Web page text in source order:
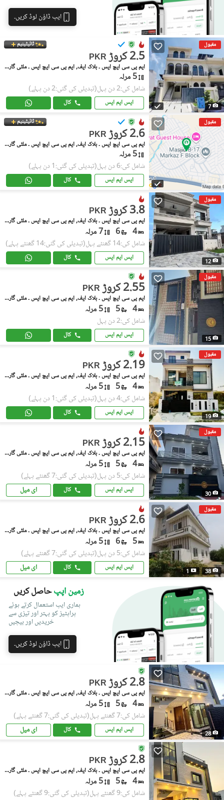
ایپ ڈاؤن لوڈ کریں۔
مقبول
7
ٹائیٹینیم
PKR 2.5 کروڑ
ایم پی سی ایچ ایس ۔ بلاک ایف, ایم پی سی ایچ ایس ۔ ملٹی گارڈنز
5 مرلہ
شامل کی:2 دن پہل (تبدیلی کی گئی:2 دن پہلے)
ایس ایم ایس کال
مقبول ٹائیٹینیم
PKR 2.6 کروڑ
ایم پی سی ایچ ایس ۔ بلاک ایف, ایم پی سی ایچ ایس ۔ ملٹی گارڈنز
5 مرلہ
شامل کی:6 دن پہل (تبدیلی کی گئی:1 دن پہلے)
ایس ایم ایس کال
مقبول
12
PKR 3.8 کروڑ
ایم پی سی ایچ ایس ۔ بلاک ایف, ایم پی سی ایچ ایس ۔ ملٹی گارڈنز
4
6 7 مرلہ
شامل کی:14 گھنٹے پہل (تبدیلی کی گئی:14 گھنٹے پہلے)
ایس ایم ایس کال
مقبول
15
PKR 2.55 کروڑ
ایم پی سی ایچ ایس ۔ بلاک ایف, ایم پی سی ایچ ایس ۔ ملٹی گارڈنز
4
5 5 مرلہ
شامل کی:2 دن پہل
ایس ایم ایس کال
مقبول
19
PKR 2.19 کروڑ
ایم پی سی ایچ ایس ۔ بلاک ایف, ایم پی سی ایچ ایس ۔ ملٹی گارڈنز
4
5 5 مرلہ
شامل کی:4 دن پہل (تبدیلی کی گئی:1 دن پہلے)
ایس ایم ایس کال
مقبول
30
PKR 2.15 کروڑ
ایم پی سی ایچ ایس ۔ بلاک ایف, ایم پی سی ایچ ایس ۔ ملٹی گارڈنز
4
5 5 مرلہ
شامل کی:5 دن پہل (تبدیلی کی گئی:7 گھنٹے پہلے)
ایس ایم ایس کال ای میل
مقبول
38
1
PKR 2.6 کروڑ
ایم پی سی ایچ ایس ۔ بلاک ایف, ایم پی سی ایچ ایس ۔ ملٹی گارڈنز
5
6 5 مرلہ
شامل کی:5 دن پہل (تبدیلی کی گئی:7 گھنٹے پہلے)
ایس ایم ایس کال ای میل
زمین اپپحاصل کریں
ہماری ایپ استعمال کرتے ہوئے
پراپٹیز کو بہتر اور تیزی سے
خریدیں اور بیچیں
ایپ ڈاؤن لوڈ کریں۔
28
PKR 2.8 کروڑ
ایم پی سی ایچ ایس ۔ بلاک ایف, ایم پی سی ایچ ایس ۔ ملٹی گارڈنز
4
5 5 مرلہ
شامل کی:7 گھنٹے پہل (تبدیلی کی گئی:7 گھنٹے پہلے)
ایس ایم ایس کال ای میل
PKR 2.8 کروڑ
ایم پی سی ایچ ایس ۔ بلاک ایف, ایم پی سی ایچ ایس ۔ ملٹی گارڈنز
4
5 5 مرلہ
شامل کی:9 گھنٹے پہل (تبدیلی کی گئی:9 گھنٹے پہلے)